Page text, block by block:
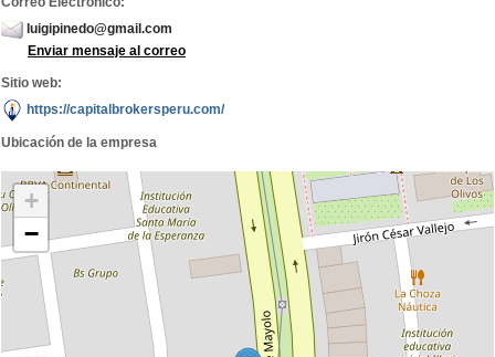
luigipinedo@gmail.com
Enviar mensaje al correo
Sitio web:
https://capitalbrokersperu.com/
Ubicación de la empresa
+
−